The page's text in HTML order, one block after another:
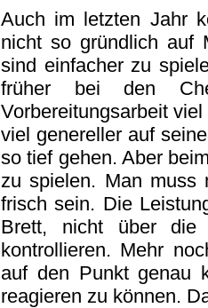
Auch im letzten Jahr
nicht so gründlich auf
sind einfacher zu
früher bei den
Vorbereitungsarbeit
viel genereller auf
so tief gehen. Aber
zu spielen. Man muss
frisch sein. Die
Brett, nicht über die
kontrollieren. Mehr
auf den Punkt genau
reagieren zu können.